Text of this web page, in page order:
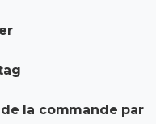
la commande par